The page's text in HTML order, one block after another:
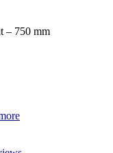
– 750 mm